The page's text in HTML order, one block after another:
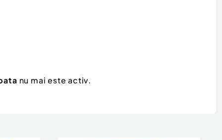
nu mai este activ.